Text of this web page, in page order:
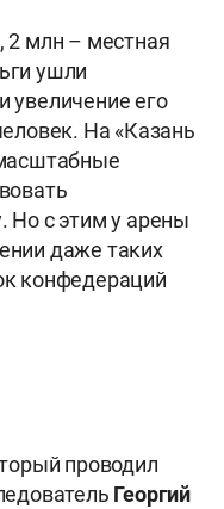
2 млн – местная
ушли
увеличение его
На «Казань
Но с этим у арены
даже таких
конфедераций
проводил
Георгий